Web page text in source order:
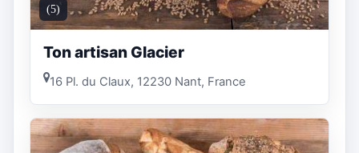
(5)
Ton artisan Glacier
16 Pl. du Claux, 12230 Nant, France